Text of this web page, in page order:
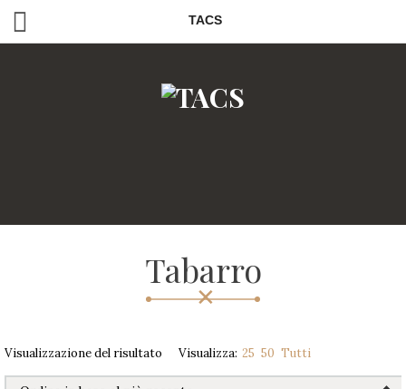
TACS
Tabarro
Visualizzazione del risultato Visualizza: 25 50 Tutti